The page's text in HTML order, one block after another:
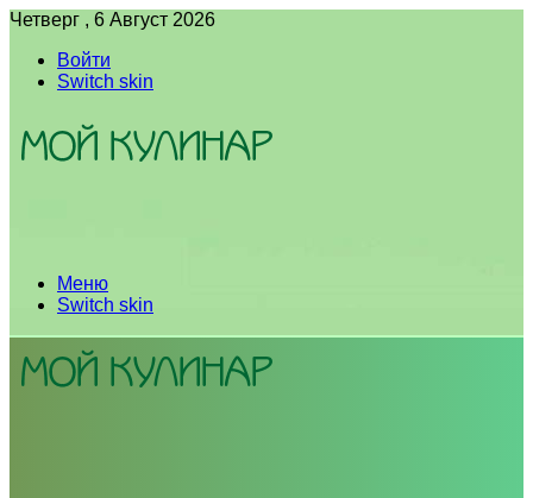
Четверг , 6 Август 2026
Войти
Switch skin
Меню
Switch skin